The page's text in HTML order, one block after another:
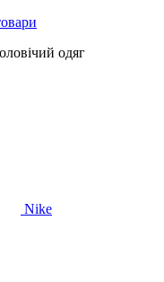
одяг
Nike